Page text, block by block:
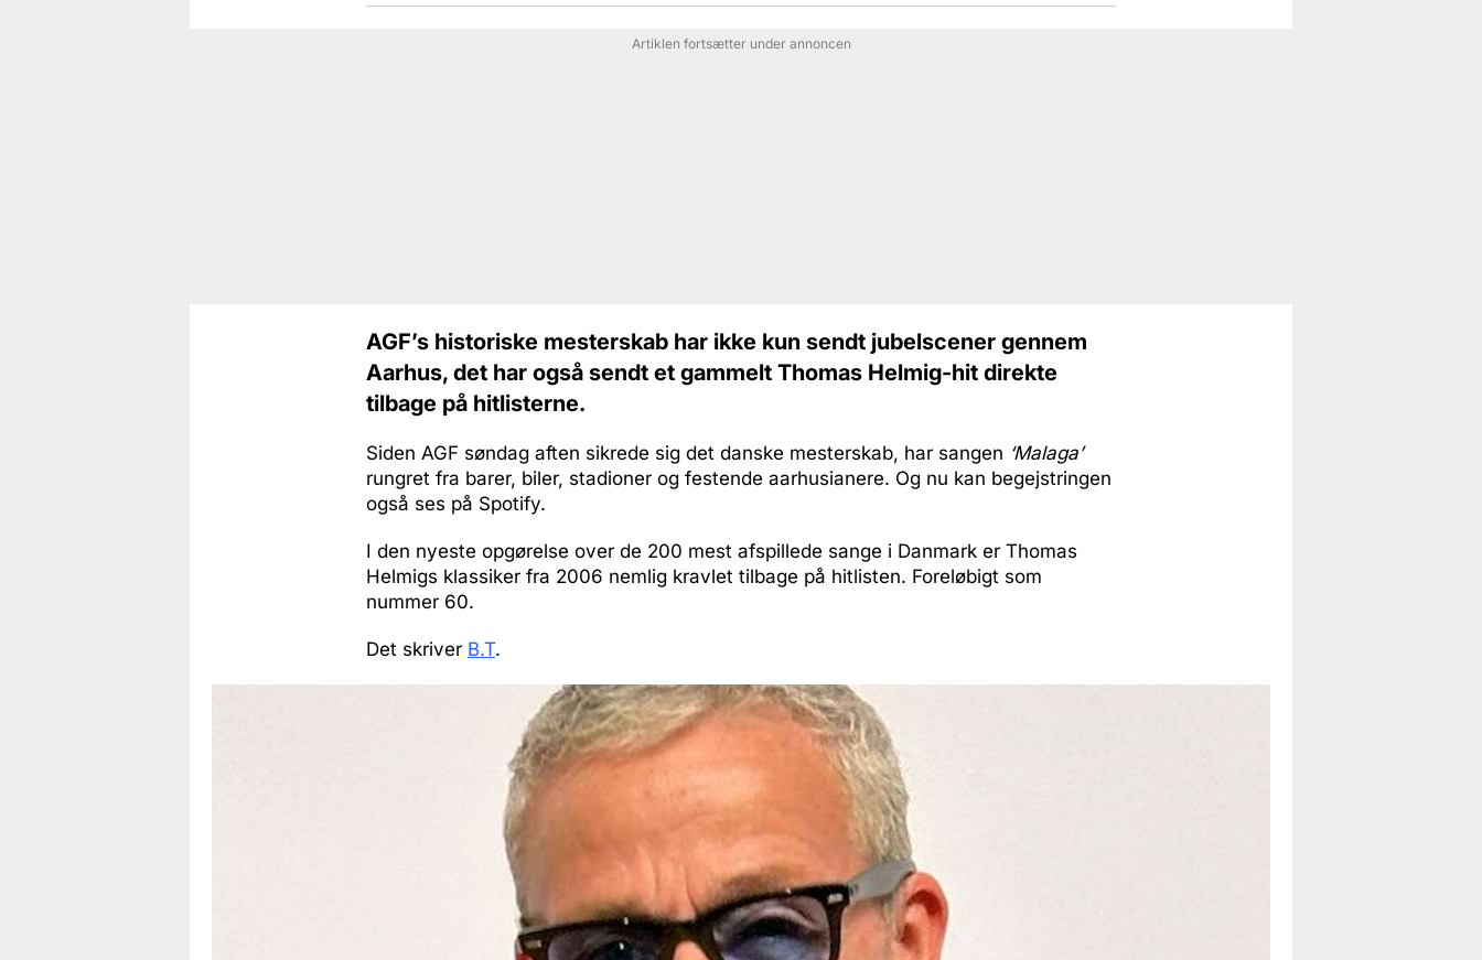
Artiklen fortsætter under annoncen
AGF’s historiske mesterskab har ikke kun sendt jubelscener gennem
Aarhus, det har også sendt et gammelt Thomas Helmig-hit direkte
tilbage på hitlisterne.
Siden AGF søndag aften sikrede sig det danske mesterskab, har sangen ‘Malaga’
rungret fra barer, biler, stadioner og festende aarhusianere. Og nu kan begejstringen
også ses på Spotify.
I den nyeste opgørelse over de 200 mest afspillede sange i Danmark er Thomas
Helmigs klassiker fra 2006 nemlig kravlet tilbage på hitlisten. Foreløbigt som
nummer 60.
Det skriver B.T.